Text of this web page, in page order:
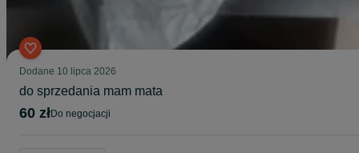
Dodane 10 lipca 2026
do sprzedania mam mata
60 zł do negocjacji